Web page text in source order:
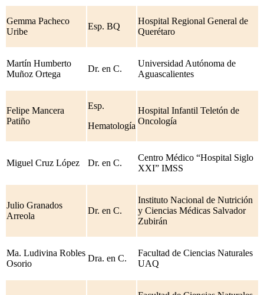
Gemma Pacheco
Uribe
Esp. BQ
Hospital Regional General de
Querétaro
Martín Humberto
Muñoz Ortega
Dr. en C.
Universidad Autónoma de
Aguascalientes
Felipe Mancera
Patiño
Esp.
Hematología
Hospital Infantil Teletón de
Oncología
Miguel Cruz López Dr. en C.
Centro Médico “Hospital Siglo
XXI” IMSS
Julio Granados
Arreola
Dr. en C.
Instituto Nacional de Nutrición
y Ciencias Médicas Salvador
Zubirán
Ma. Ludivina Robles
Osorio
Dra. en C.
Facultad de Ciencias Naturales
UAQ